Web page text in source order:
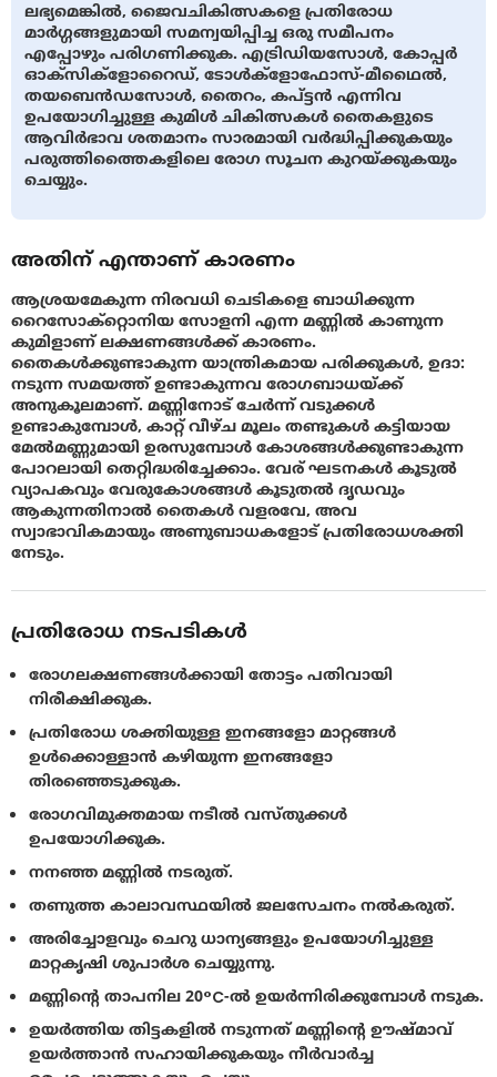
ലഭ്യമെങ്കില്‍, ജൈവചികിത്സകളെ പ്രതിരോധ
മാര്‍ഗ്ഗങ്ങളുമായി സമന്വയിപ്പിച്ച ഒരു സമീപനം
എപ്പോഴും പരിഗണിക്കുക. എട്രിഡിയസോള്‍, കോപ്പര്‍
ഓക്സിക്ളോറൈഡ്‌, ടോള്‍ക്ളോഫോസ്-മീഥൈല്‍,
തയബെന്‍ഡസോള്‍, തൈറം, കപ്ട്ടന്‍ എന്നിവ
ഉപയോഗിച്ചുള്ള കുമിള്‍ ചികിത്സകള്‍ തൈകളുടെ
ആവിര്‍ഭാവ ശതമാനം സാരമായി വര്‍ദ്ധിപ്പിക്കുകയും
പരുത്തിത്തൈകളിലെ രോഗ സൂചന കുറയ്ക്കുകയും
ചെയ്യും.
അതിന് എന്താണ് കാരണം
ആശ്രയമേകുന്ന നിരവധി ചെടികളെ ബാധിക്കുന്ന
റൈസോക്റ്റൊനിയ സോളനി എന്ന മണ്ണില്‍ കാണുന്ന
കുമിളാണ് ലക്ഷണങ്ങള്‍ക്ക് കാരണം.
തൈകള്‍ക്കുണ്ടാകുന്ന യാന്ത്രികമായ പരിക്കുകള്‍, ഉദാ:
നടുന്ന സമയത്ത് ഉണ്ടാകുന്നവ രോഗബാധയ്ക്ക്
അനുകൂലമാണ്. മണ്ണിനോട് ചേര്‍ന്ന് വടുക്കള്‍
ഉണ്ടാകുമ്പോള്‍, കാറ്റ് വീഴ്ച മൂലം തണ്ടുകള്‍ കട്ടിയായ
മേല്‍മണ്ണുമായി ഉരസുമ്പോള്‍ കോശങ്ങള്‍ക്കുണ്ടാകുന്ന
പോറലായി തെറ്റിദ്ധരിച്ചേക്കാം. വേര് ഘടനകള്‍ കൂടുല്‍
വ്യാപകവും വേരുകോശങ്ങള്‍ കൂടുതല്‍ ദൃഡവും
ആകുന്നതിനാല്‍ തൈകള്‍ വളരവേ, അവ
സ്വാഭാവികമായും അണുബാധകളോട് പ്രതിരോധശക്തി
നേടും.
പ്രതിരോധ നടപടികൾ
രോഗലക്ഷണങ്ങള്‍ക്കായി തോട്ടം പതിവായി
നിരീക്ഷിക്കുക.
പ്രതിരോധ ശക്തിയുള്ള ഇനങ്ങളോ മാറ്റങ്ങള്‍
ഉള്‍ക്കൊള്ളാന്‍ കഴിയുന്ന ഇനങ്ങളോ
തിരഞ്ഞെടുക്കുക.
രോഗവിമുക്തമായ നടീല്‍ വസ്തുക്കള്‍
ഉപയോഗിക്കുക.
നനഞ്ഞ മണ്ണില്‍ നടരുത്.
തണുത്ത കാലാവസ്ഥയില്‍ ജലസേചനം നല്‍കരുത്.
അരിച്ചോളവും ചെറു ധാന്യങ്ങളും ഉപയോഗിച്ചുള്ള
മാറ്റകൃഷി ശുപാര്‍ശ ചെയ്യുന്നു.
മണ്ണിന്റെ താപനില 20°C-ല്‍ ഉയര്‍ന്നിരിക്കുമ്പോള്‍ നടുക.
ഉയര്‍ത്തിയ തിട്ടകളില്‍ നടുന്നത് മണ്ണിന്റെ ഊഷ്മാവ്
ഉയര്‍ത്താന്‍ സഹായിക്കുകയും നീര്‍വാര്‍ച്ച